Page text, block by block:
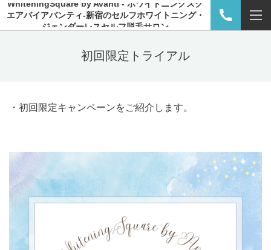
WhiteningSquare by Avanti - ホワイトニングスク
エアバイアバンティ-新宿のセルフホワイトニング・
ジェンダーレスセルフ脱毛サロン
初回限定トライアル
・初回限定キャンペーンをご紹介します。